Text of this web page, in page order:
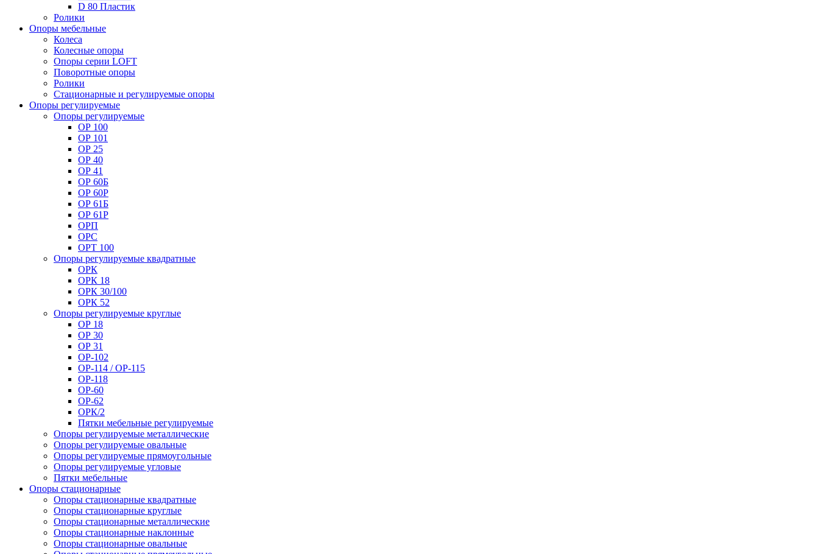
D 80 Пластик
Ролики
Опоры мебельные
Колеса
Колесные опоры
Опоры серии LOFT
Поворотные опоры
Ролики
Стационарные и регулируемые опоры
Опоры регулируемые
Опоры регулируемые
ОР 100
ОР 101
ОР 25
ОР 40
ОР 41
ОР 60Б
ОР 60Р
ОР 61Б
ОР 61Р
ОРП
ОРС
ОРТ 100
Опоры регулируемые квадратные
ОРК
ОРК 18
ОРК 30/100
ОРК 52
Опоры регулируемые круглые
ОР 18
ОР 30
ОР 31
ОР-102
ОР-114 / ОР-115
ОР-118
ОР-60
ОР-62
ОРК/2
Пятки мебельные регулируемые
Опоры регулируемые металлические
Опоры регулируемые овальные
Опоры регулируемые прямоугольные
Опоры регулируемые угловые
Пятки мебельные
Опоры стационарные
Опоры стационарные квадратные
Опоры стационарные круглые
Опоры стационарные металлические
Опоры стационарные наклонные
Опоры стационарные овальные